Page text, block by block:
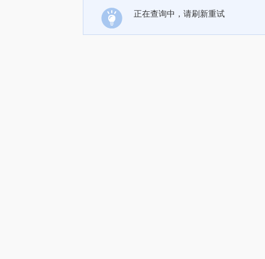
正在查询中，请刷新重试